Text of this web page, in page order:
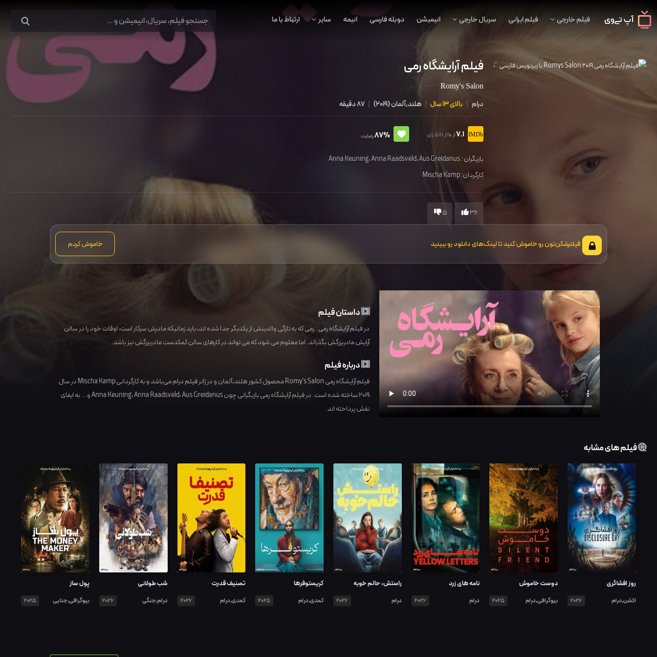
فیلم خارجی فیلم ایرانی سریال خارجی انیمیشن دوبله فارسی انیمه سایر ارتباط با ما
'; فیلم آرایشگاه رمی
Romy's Salon
درام | بالای 13 سال | هلند,آلمان(
2019
)
|
7.1از 10 از 581 رای 87%رضایت
بازیگران : Anna Keuning،Anna Raadsveld،Aus Greidanus
کارگردان:Mischa Kamp
36
5
فیلترشکن‌تون رو خاموش کنید تا لینک‌های دانلود رو ببینید خاموش کردم
داستان فیلم
در فیلم آرایشگاه رمی : رمی که به تازگی والدینش از یکدیگر جدا شده اند، باید زمانیکه مادرش سرکار است، اوقات خود را در سالن
آرایش مادربزرگش بگذراند. اما معلوم می شود که می تواند در کارهای سالن کمکدست مادربزرگش نیز باشد.
درباره فیلم
فیلم آرایشگاه رمی Romy's Salon محصول کشور هلند,آلمانو در ژانرفیلم دراممی‌باشد و به کارگردانیMischa Kampدر سال
2019ساخته شده است. در فیلم آرایشگاه رمی بازیگرانی چون Anna Keuning،Anna Raadsveld،Aus Greidanus
و... به ایفای
نقش پرداخته اند.
فیلم های مشابه
روز افشاگری
اکشن,درام 2026
دوست خاموش
بیوگرافی,درام 2025
نامه های زرد
درام 2026
راستش، حالم خوبه
درام 2026
کریستوفرها
کمدی,درام 2025
تصنیف قدرت
کمدی,درام 2026
شب طولانی
درام,جنگی 2026
پول ساز
بیوگرافی,جنایی 2025